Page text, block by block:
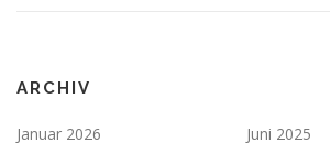
ARCHIV
Januar 2026
Juni 2025